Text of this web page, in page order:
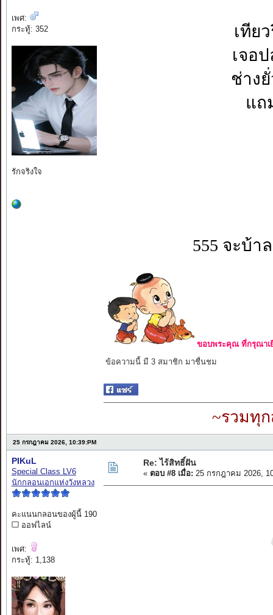
เพศ:
กระทู้: 352
เทีย
เจอ
ช่าง
แถ
555 จะบ้า
ขอบพระคุณ ที่กรุณาเ
ข้อความนี้ มี 3 สมาชิก มาชื่นชม
~รวมทุ
25 กรกฎาคม 2026, 10:39:PM
PIKuL
Special Class LV6
นักกลอนเอกแห่งวังหลวง
คะแนนกลอนของผู้นี้ 190
ออฟไลน์
เพศ:
กระทู้: 1,138
Re: ไร้สิทธิ์ฝัน
« ตอบ #8 เมื่อ: 25 กรกฎาคม 2026,